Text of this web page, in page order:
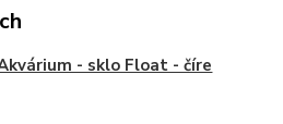
- sklo Float - číre